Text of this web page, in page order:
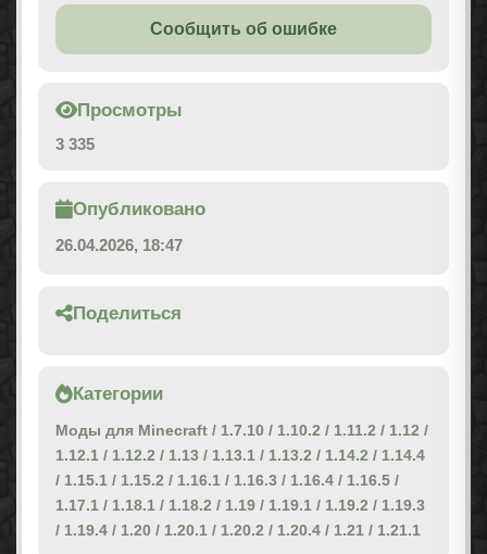
Сообщить об ошибке
Просмотры
3 335
Опубликовано
26.04.2026, 18:47
Поделиться
Категории
Моды для Minecraft / 1.7.10 / 1.10.2 / 1.11.2 / 1.12 /
1.12.1 / 1.12.2 / 1.13 / 1.13.1 / 1.13.2 / 1.14.2 / 1.14.4
/ 1.15.1 / 1.15.2 / 1.16.1 / 1.16.3 / 1.16.4 / 1.16.5 /
1.17.1 / 1.18.1 / 1.18.2 / 1.19 / 1.19.1 / 1.19.2 / 1.19.3
/ 1.19.4 / 1.20 / 1.20.1 / 1.20.2 / 1.20.4 / 1.21 / 1.21.1